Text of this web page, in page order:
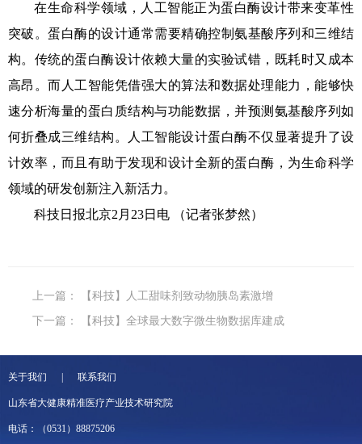
在生命科学领域，人工智能正为蛋白酶设计带来变革性
突破。蛋白酶的设计通常需要精确控制氨基酸序列和三维结
构。传统的蛋白酶设计依赖大量的实验试错，既耗时又成本
高昂。而人工智能凭借强大的算法和数据处理能力，能够快
速分析海量的蛋白质结构与功能数据，并预测氨基酸序列如
何折叠成三维结构。人工智能设计蛋白酶不仅显著提升了设
计效率，而且有助于发现和设计全新的蛋白酶，为生命科学
领域的研发创新注入新活力。
科技日报北京2月23日电 （记者张梦然）
上一篇： 【科技】人工甜味剂致动物胰岛素激增
下一篇： 【科技】全球最大数字微生物数据库建成
关于我们 | 联系我们
山东省大健康精准医疗产业技术研究院
电话：（0531）88875206